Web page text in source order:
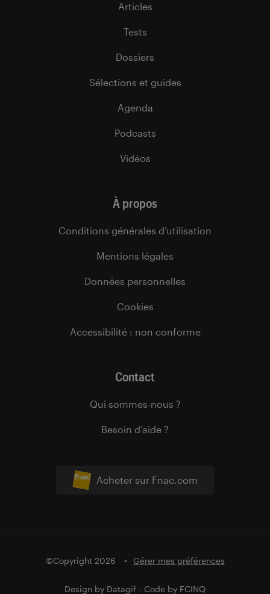
Acheter sur Fnac.com
Articles
Tests
Dossiers
Sélections et guides
Agenda
Podcasts
Vidéos
À propos
Conditions générales d’utilisation
Mentions légales
Données personnelles
Cookies
Accessibilité : non conforme
Contact
Qui sommes-nous ?
Besoin d’aide ?
©Copyright 2026 Gérer mes préférences
Design by Datagif - Code by FCINQ